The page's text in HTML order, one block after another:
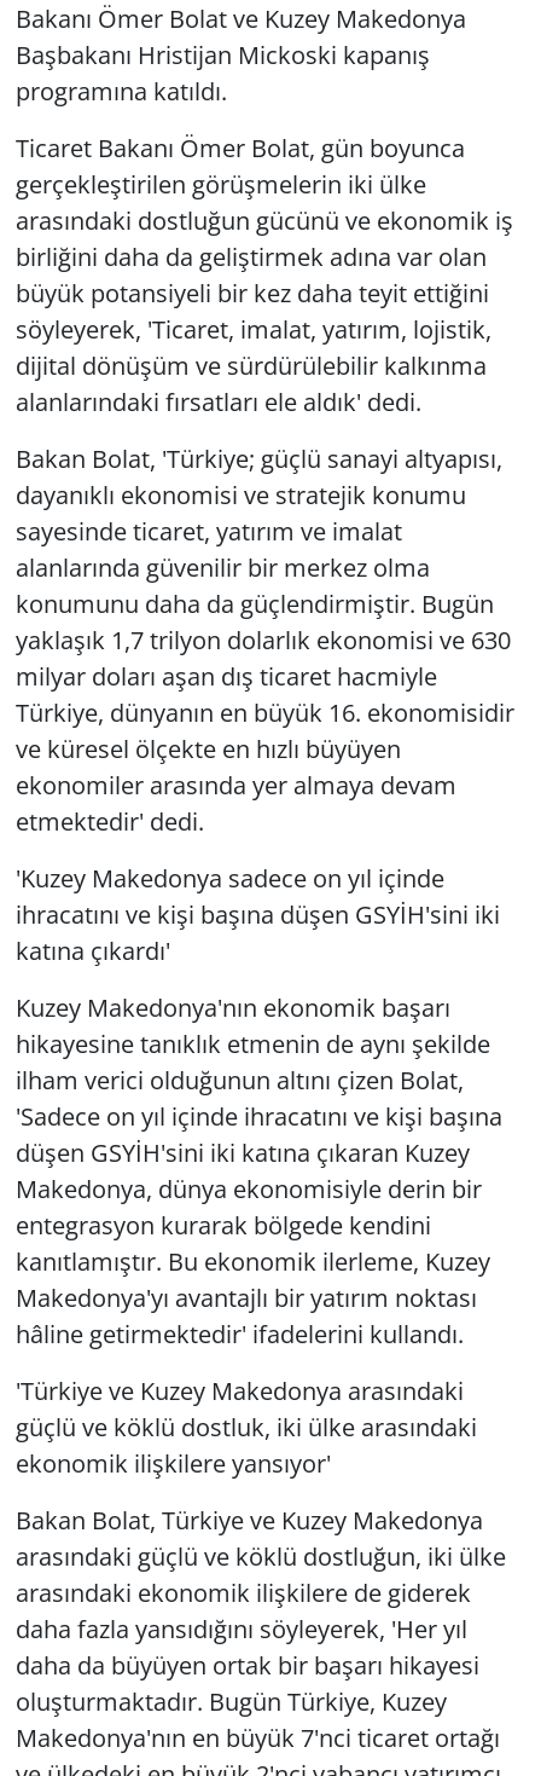
Bakanı Ömer Bolat ve Kuzey Makedonya
Başbakanı Hristijan Mickoski kapanış
programına katıldı.
Ticaret Bakanı Ömer Bolat, gün boyunca
gerçekleştirilen görüşmelerin iki ülke
arasındaki dostluğun gücünü ve ekonomik iş
birliğini daha da geliştirmek adına var olan
büyük potansiyeli bir kez daha teyit ettiğini
söyleyerek, 'Ticaret, imalat, yatırım, lojistik,
dijital dönüşüm ve sürdürülebilir kalkınma
alanlarındaki fırsatları ele aldık' dedi.
Bakan Bolat, 'Türkiye; güçlü sanayi altyapısı,
dayanıklı ekonomisi ve stratejik konumu
sayesinde ticaret, yatırım ve imalat
alanlarında güvenilir bir merkez olma
konumunu daha da güçlendirmiştir. Bugün
yaklaşık 1,7 trilyon dolarlık ekonomisi ve 630
milyar doları aşan dış ticaret hacmiyle
Türkiye, dünyanın en büyük 16. ekonomisidir
ve küresel ölçekte en hızlı büyüyen
ekonomiler arasında yer almaya devam
etmektedir' dedi.
'Kuzey Makedonya sadece on yıl içinde
ihracatını ve kişi başına düşen GSYİH'sini iki
katına çıkardı'
Kuzey Makedonya'nın ekonomik başarı
hikayesine tanıklık etmenin de aynı şekilde
ilham verici olduğunun altını çizen Bolat,
'Sadece on yıl içinde ihracatını ve kişi başına
düşen GSYİH'sini iki katına çıkaran Kuzey
Makedonya, dünya ekonomisiyle derin bir
entegrasyon kurarak bölgede kendini
kanıtlamıştır. Bu ekonomik ilerleme, Kuzey
Makedonya'yı avantajlı bir yatırım noktası
hâline getirmektedir' ifadelerini kullandı.
'Türkiye ve Kuzey Makedonya arasındaki
güçlü ve köklü dostluk, iki ülke arasındaki
ekonomik ilişkilere yansıyor'
Bakan Bolat, Türkiye ve Kuzey Makedonya
arasındaki güçlü ve köklü dostluğun, iki ülke
arasındaki ekonomik ilişkilere de giderek
daha fazla yansıdığını söyleyerek, 'Her yıl
daha da büyüyen ortak bir başarı hikayesi
oluşturmaktadır. Bugün Türkiye, Kuzey
Makedonya'nın en büyük 7'nci ticaret ortağı